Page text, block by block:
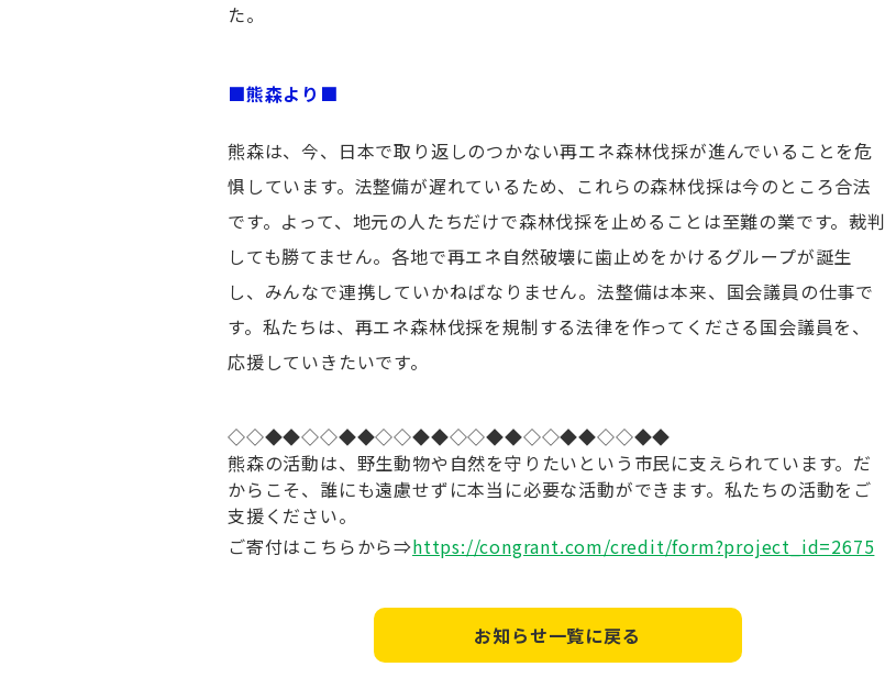
た。
■熊森より■
熊森は、今、日本で取り返しのつかない再エネ森林伐採が進んでいることを危
惧しています。法整備が遅れているため、これらの森林伐採は今のところ合法
です。よって、地元の人たちだけで森林伐採を止めることは至難の業です。裁判
しても勝てません。各地で再エネ自然破壊に歯止めをかけるグループが誕生
し、みんなで連携していかねばなりません。法整備は本来、国会議員の仕事で
す。私たちは、再エネ森林伐採を規制する法律を作ってくださる国会議員を、
応援していきたいです。
◇◇◆◆◇◇◆◆◇◇◆◆◇◇◆◆◇◇◆◆◇◇◆◆
熊森の活動は、野生動物や自然を守りたいという市民に支えられています。だ
からこそ、誰にも遠慮せずに本当に必要な活動ができます。私たちの活動をご
支援ください。
ご寄付はこちらから⇒https://congrant.com/credit/form?project_id=2675
お知らせ一覧に戻る